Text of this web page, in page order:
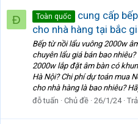
Đ Toàn quốc
cung cấp
cho nhà hàng tại bắc
Bếp từ nồi lẩu vuông 2000w
chuyên lẩu giá bán bao
2000w lắp đặt âm bàn có
Hà Nội? Chi phí dự toán mua
cho nhà hàng là bao nhiêu?
đỗ tuấn
Chủ đề 26/1/24